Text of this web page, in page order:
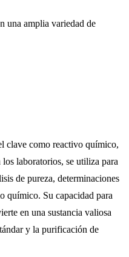
una amplia variedad de
clave como reactivo químico,
laboratorios, se utiliza para
de pureza, determinaciones
químico. Su capacidad para
en una sustancia valiosa
y la purificación de